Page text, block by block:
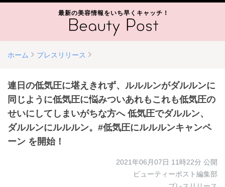
最新の美容情報をいち早くキャッチ！
ホーム プレスリリース
連日の低気圧に堪えきれず、ルルルンがダルルンに
同じように低気圧に悩みついあれもこれも低気圧の
せいにしてしまいがちな方へ 低気圧でダルルン、
ダルルンにルルルン。#低気圧にルルルンキャンペ
ーン を開始！
2021年06月07日 11時22分 公開
ビューティーポスト編集部